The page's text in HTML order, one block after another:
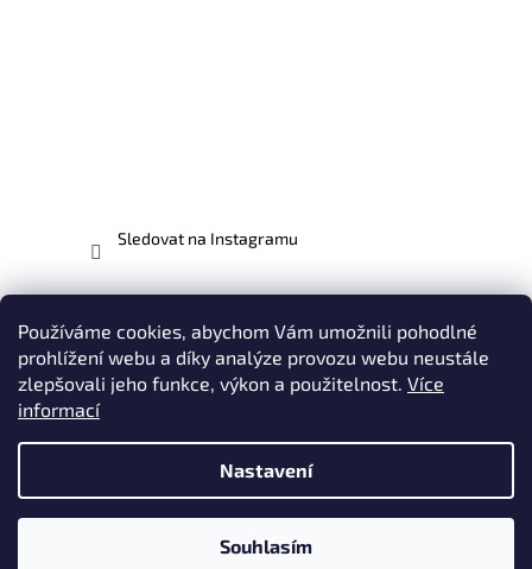
Používáme cookies, abychom Vám umožnili pohodlné
prohlížení webu a díky analýze provozu webu neustále
zlepšovali jeho funkce, výkon a použitelnost. Více
informací
Nastavení
Souhlasím
Sledovat na Instagramu
Copyright 2026EVO-MX.CZ - odborníci na motocykly EVO |
vyhrazena.